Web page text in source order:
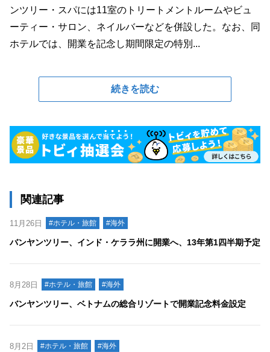
ンツリー・スパには11室のトリートメントルームやビュ
ーティー・サロン、ネイルバーなどを併設した。なお、同
ホテルでは、開業を記念し期間限定の特別...
続きを読む
関連記事
11月26日 #ホテル・旅館 #海外
バンヤンツリー、インド・ケララ州に開業へ、13年第1四半期予定
8月28日 #ホテル・旅館 #海外
バンヤンツリー、ベトナムの総合リゾートで開業記念料金設定
8月2日 #ホテル・旅館 #海外